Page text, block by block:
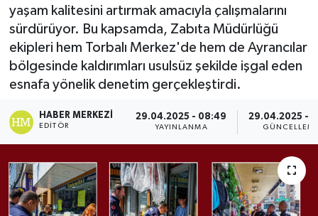
yaşam kalitesini artırmak amacıyla çalışmalarını
sürdürüyor. Bu kapsamda, Zabıta Müdürlüğü
ekipleri hem Torbalı Merkez'de hem de Ayrancılar
bölgesinde kaldırımları usulsüz şekilde işgal eden
esnafa yönelik denetim gerçekleştirdi.
HABER MERKEZI
EDITÖR
29.04.2025 - 08:49
YAYINLANMA
29.04.2025 -
Tüm Manşetler
Son Dakika Haberleri